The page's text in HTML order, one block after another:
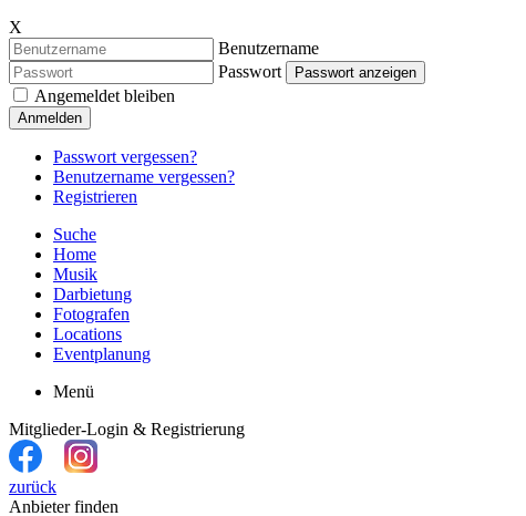
X
Benutzername
Passwort
Passwort anzeigen
Angemeldet bleiben
Anmelden
Passwort vergessen?
Benutzername vergessen?
Registrieren
Suche
Home
Musik
Darbietung
Fotografen
Locations
Eventplanung
Menü
Mitglieder-Login & Registrierung
zurück
Anbieter finden